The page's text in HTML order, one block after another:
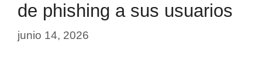
de phishing a sus usuarios
junio 14, 2026